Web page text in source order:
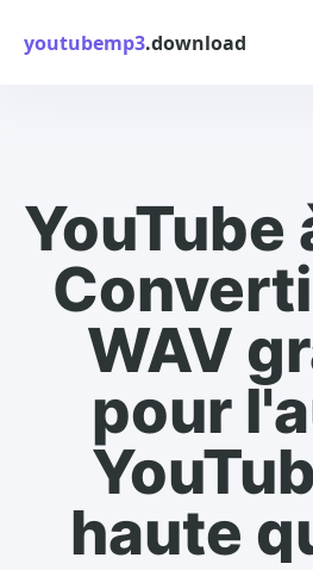
youtubemp3.download
YouTube
WAV
pour
haute